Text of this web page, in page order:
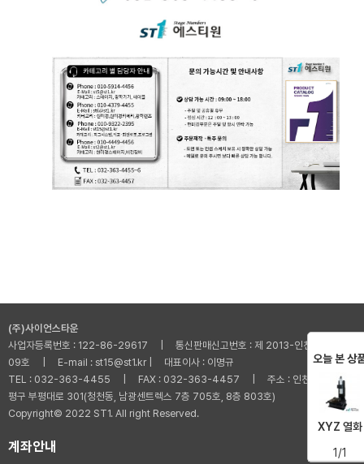
(주)사이언스타운
사업자등록번호 : 122-86-29617 | 통신판매신고번호 : 제 2013-인천부평-001
09호 | E-mail : st15@st1.kr | 대표이사 : 이명규
TEL : 032-363-4455 | FAX : 032-363-4457 | 주소 : 인천광역시 부
평구 부평대로 301(청천동, 남광센트렉스 7층 705호, 8층 803호)
Copyright© 2022 ST1. All right Reserved.
계좌안내
오늘 본 상
XYZ 열화
1/1